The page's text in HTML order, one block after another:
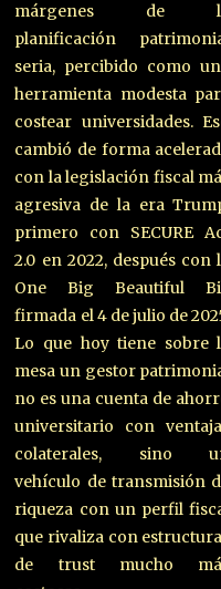
márgenes de
planificación
seria, percibido como
herramienta modesta
costear universidades.
cambió de forma
con la legislación fiscal
agresiva de la era
primero con SECURE
2.0 en 2022, después con
One Big Beautiful
firmada el 4 de julio de
Lo que hoy tiene sobre
mesa un gestor
no es una cuenta de
universitario con
colaterales, sino
vehículo de transmisión
riqueza con un perfil
que rivaliza con
de trust mucho